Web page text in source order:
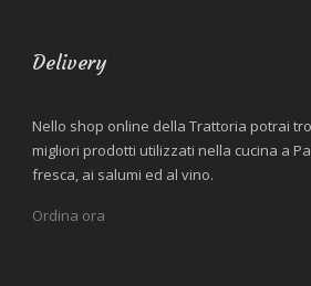
Delivery
Nello shop online della Trattoria potrai
migliori prodotti utilizzati nella cucina a
fresca, ai salumi ed al vino.
Ordina ora